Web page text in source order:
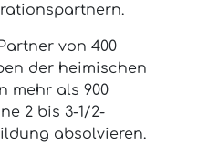
von 400
der heimischen
mehr als 900
2 bis 3-1/2-
absolvieren.